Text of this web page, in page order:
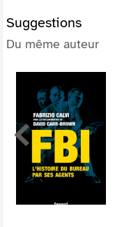
Suggestions
Du même auteur